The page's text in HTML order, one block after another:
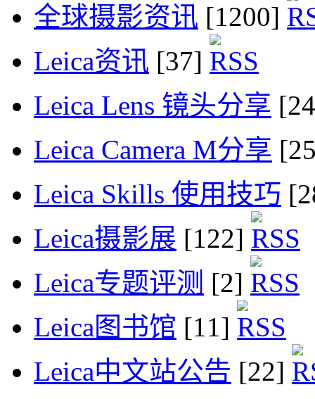
全球摄影资讯 [1200]
Leica资讯 [37]
Leica Lens 镜头分享
Leica Camera M分享
Leica Skills 使用技巧
Leica摄影展 [122]
Leica专题评测 [2]
Leica图书馆 [11]
Leica中文站公告 [22]